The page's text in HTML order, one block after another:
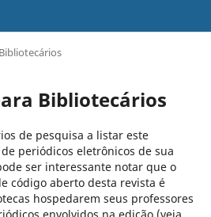
Bibliotecários
de pesquisa a listar este
periódicos eletrônicos de sua
ser interessante notar que o
código aberto desta revista é
hospedarem seus professores